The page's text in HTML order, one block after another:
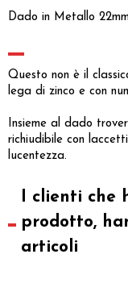
Dado in Metallo
Questo non è il
lega di zinco e con
Insieme al dado
richiudibile con
lucentezza.
I clienti che
prodotto,
articoli